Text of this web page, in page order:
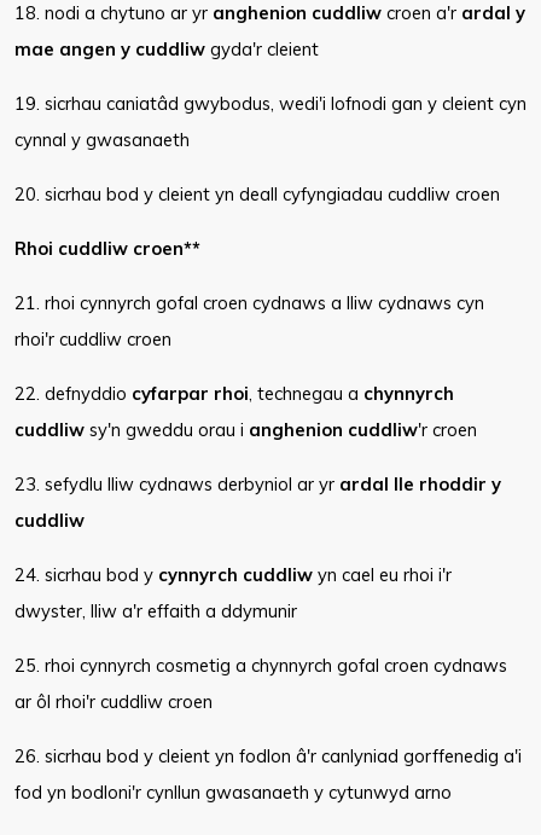
18. nodi a chytuno ar yr anghenion cuddliw croen a'r ardal y
mae angen y cuddliw gyda'r cleient
19. sicrhau caniatâd gwybodus, wedi'i lofnodi gan y cleient cyn
cynnal y gwasanaeth
20. sicrhau bod y cleient yn deall cyfyngiadau cuddliw croen
Rhoi cuddliw croen**
21. rhoi cynnyrch gofal croen cydnaws a lliw cydnaws cyn
rhoi'r cuddliw croen
22. defnyddio cyfarpar rhoi, technegau a chynnyrch
cuddliw sy'n gweddu orau i anghenion cuddliw'r croen
23. sefydlu lliw cydnaws derbyniol ar yr ardal lle rhoddir y
cuddliw
24. sicrhau bod y cynnyrch cuddliw yn cael eu rhoi i'r
dwyster, lliw a'r effaith a ddymunir
25. rhoi cynnyrch cosmetig a chynnyrch gofal croen cydnaws
ar ôl rhoi'r cuddliw croen
26. sicrhau bod y cleient yn fodlon â'r canlyniad gorffenedig a'i
fod yn bodloni'r cynllun gwasanaeth y cytunwyd arno